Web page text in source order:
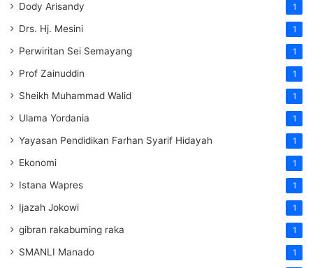
Dody Arisandy 1
Drs. Hj. Mesini 1
Perwiritan Sei Semayang 1
Prof Zainuddin 1
Sheikh Muhammad Walid 1
Ulama Yordania 1
Yayasan Pendidikan Farhan Syarif Hidayah 1
Ekonomi 1
Istana Wapres 1
Ijazah Jokowi 1
gibran rakabuming raka 1
SMANLI Manado 1